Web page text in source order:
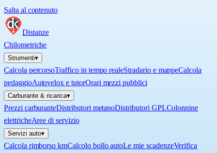
Salta al contenuto
Distanze
Chilometriche
Strumenti▾
Calcola percorsoTraffico in tempo realeStradario e mappeCalcola
pedaggioAutovelox e tutorOrari mezzi pubblici
Carburante & ricarica▾
Prezzi carburanteDistributori metanoDistributori GPLColonnine
elettricheAree di servizio
Servizi auto▾
Calcola rimborso kmCalcolo bollo autoLe mie scadenzeVerifica